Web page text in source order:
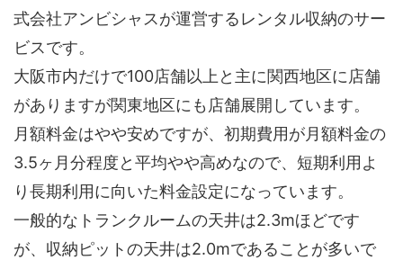
式会社アンビシャスが運営するレンタル収納のサー
ビスです。
大阪市内だけで100店舗以上と主に関西地区に店舗
がありますが関東地区にも店舗展開しています。
月額料金はやや安めですが、初期費用が月額料金の
3.5ヶ月分程度と平均やや高めなので、短期利用よ
り長期利用に向いた料金設定になっています。
一般的なトランクルームの天井は2.3mほどです
が、収納ピットの天井は2.0mであることが多いで